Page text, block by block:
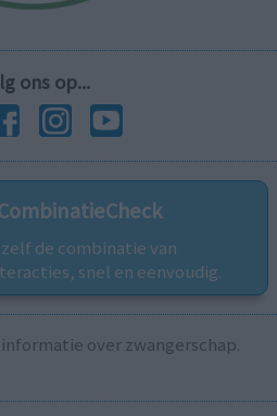
ons op...
de combinatie van
snel en eenvoudig.
over zwangerschap.